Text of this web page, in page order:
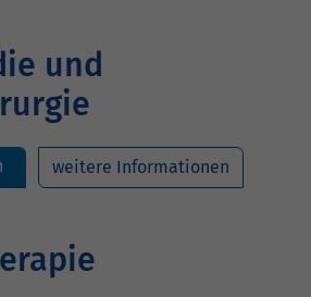
und
weitere Informationen